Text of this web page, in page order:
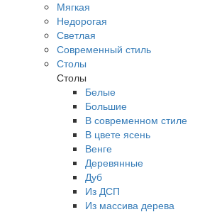
Мягкая
Недорогая
Светлая
Современный стиль
Столы
Столы
Белые
Большие
В современном стиле
В цвете ясень
Венге
Деревянные
Дуб
Из ДСП
Из массива дерева